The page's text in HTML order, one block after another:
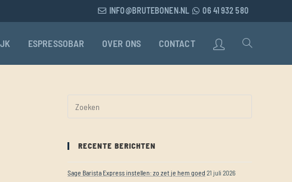
INFO@BRUTEBONEN.NL 06 41 932 580
ESPRESSOBAR OVER ONS CONTACT
RECENTE BERICHTEN
Sage Barista Express instellen: zo zet je hem goed 21 juli 2026